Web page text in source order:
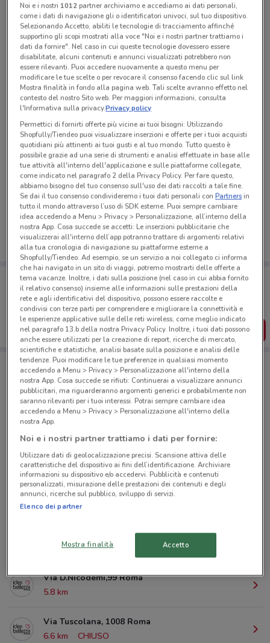
Tutte le promozioni di questo negozio
Ci dispiace, al momento non abbiamo pubblicato
volantini nella tua zona. Riprova più tardi.
Porta DoveConviene sempre con te!
Puoi trovare le migliori offerte dei negozi vicino a te,
salvarle e creare la tua lista del risparmio, comodamente
dal tuo cellulare.
SCARICA L’APP
Negozi Idea bellezza a Roma
© MapTiler© OpenStreetMap contributors
Piazza Bologna, 53/54 Roma
658 m
CHIUSO
Via Tiburtina, 373 Roma
1.8 km
Via D.Nicodemi,99 Roma
5.8 km
Via Tuscolana, 1008 Roma
6.6 km
CHIUSO
Noi e i nostri 1012partner archiviamo e accediamo ai dati personali,
come i dati di navigazione gli o identificatori univoci, sul tuo dispositivo.
Selezionando Accetto, abiliti le tecnologie di tracciamento affinché
supportino gli scopi mostrati alla voce "Noi e i nostri partner trattiamo i
dati da fornire". Nel caso in cui queste tecnologie dovessero essere
disabilitate, alcuni contenuti e annunci visualizzati potrebbero non
essere rilevanti. Puoi accedere nuovamente a questo menu per
modificare le tue scelte o per revocare il consenso facendo clic sul link
Mostra finalità in fondo alla pagina web. Tali scelte avranno effetto nel
contesto del nostro Sito web. Per maggiori informazioni, consulta
l'Informativa sulla privacy.Privacy policy
Permettici di fornirti offerte più vicine ai tuoi bisogni: Utilizzando
Shopfully/Tiendeo puoi visualizzare inserzioni e offerte per i tuoi acquisti
quotidiani più attinenti ai tuoi gusti e al tuo mondo. Tutto questo è
possibile grazie ad una serie di strumenti e analisi effettuate in base alle
tue attività all'interno dell'applicazione e sulle piattaforme collegate,
come indicato nel paragrafo 2 della Privacy Policy. Per fare questo,
abbiamo bisogno del tuo consenso sull'uso dei dati raccolti a tale fine.
Se dai il tuo consenso condivideremo i tuoi dati personali conPartnersin
tutto il mondo attraverso l’uso di SDK esterne. Puoi sempre cambiare
idea accedendo a Menu > Privacy > Personalizzazione, all’interno della
nostra App. Cosa succede se accetti: Le inserzioni pubblicitarie che
visualizzerai all'interno dell’app potranno trattare di argomenti relativi
alla tua cronologia di navigazione su piattaforme esterne a
Shopfully/Tiendeo. Ad esempio, se un servizio a noi collegato ci informa
che hai navigato in un sito di viaggi, potremo mostrarti delle offerte a
tema vacanze. Inoltre, i dati sulla posizione (nel caso in cui abbia fornito
il relativo consenso) insieme alle informazioni sulle prestazioni della
rete e agli identificativi del dispositivo, possono essere raccolte e
condivisi con terze parti per comprendere e migliorare la connettività e
le esperienze applicative sulle delle reti wireless, come meglio indicato
nel paragrafo 13.b della nostra Privacy Policy. Inoltre, i tuoi dati possono
anche essere utilizzati per la creazione di report, ricerche di mercato,
scientifiche e statistiche, analisi basate sulla posizione e analisi delle
tendenze. Puoi modificare le tue preferenze in qualsiasi momento
accedendo a Menu > Privacy > Personalizzazione all'interno della
nostra App. Cosa succede se rifiuti: Continuerai a visualizzare annunci
pubblicitari, ma riguarderanno argomenti generici e probabilmente non
saranno rilevanti per i tuoi interessi. Potrai sempre cambiare idea
accedendo a Menu > Privacy > Personalizzazione all'interno della
nostra App.
Noi e i nostri partner trattiamo i dati per fornire:
Utilizzare dati di geolocalizzazione precisi. Scansione attiva delle
caratteristiche del dispositivo ai fini dell’identificazione. Archiviare
informazioni su dispositivo e/o accedervi. Pubblicità e contenuti
personalizzati, misurazione delle prestazioni dei contenuti e degli
annunci, ricerche sul pubblico, sviluppo di servizi.
Elenco dei partner
Mostra finalità Accetto